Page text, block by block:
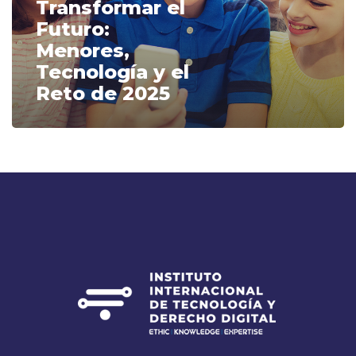
el
Reto
de
2025
Transformar el
Futuro:
Menores,
Tecnología y el
Reto de 2025